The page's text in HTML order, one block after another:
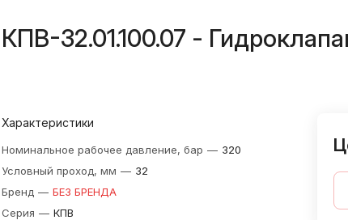
КПВ-32.01.100.07 -
Характеристики
Номинальное рабочее давление, бар — 320
Условный проход, мм — 32
Бренд — БЕЗ БРЕНДА
Серия — КПВ